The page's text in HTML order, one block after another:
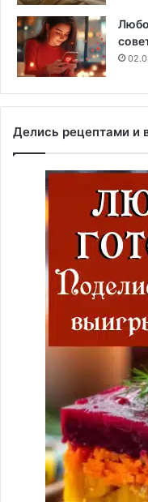
Делись рецептами и